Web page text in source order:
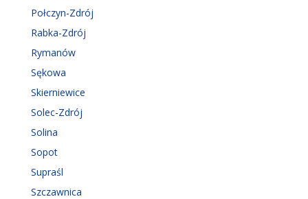
Połczyn-Zdrój
Rabka-Zdrój
Rymanów
Sękowa
Skierniewice
Solec-Zdrój
Solina
Sopot
Supraśl
Szczawnica